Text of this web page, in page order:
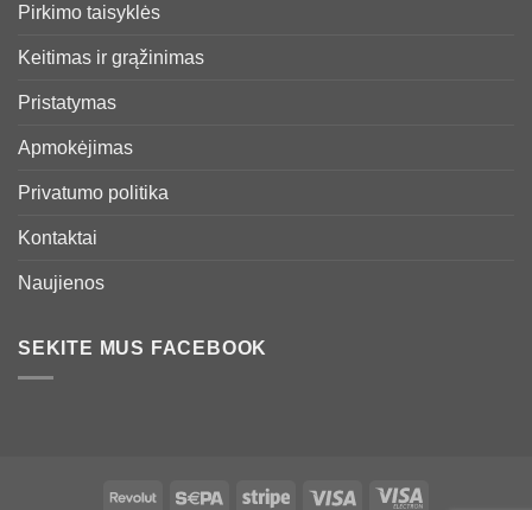
Pirkimo taisyklės
Keitimas ir grąžinimas
Pristatymas
Apmokėjimas
Privatumo politika
Kontaktai
Naujienos
SEKITE MUS FACEBOOK